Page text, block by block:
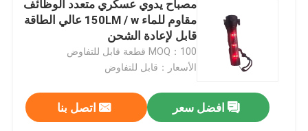
مصباح يدوي عسكري متعدد الوظائف
مقاوم للماء 150LM / w عالي الطاقة
قابل لإعادة الشحن
MOQ：100 قطعة قابل للتفاوض
الأسعار：قابل للتفاوض
افضل سعر اتصل بنا